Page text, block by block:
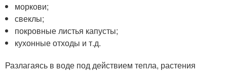
моркови;
свеклы;
покровные листья капусты;
кухонные отходы и т.д.
Разлагаясь в воде под действием тепла, растения